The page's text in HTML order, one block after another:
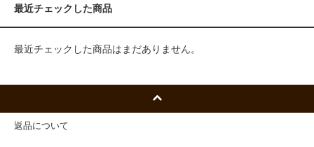
最近チェックした商品
最近チェックした商品はまだありません。
返品について